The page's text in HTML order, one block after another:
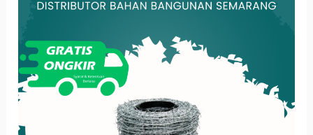
Keamanan
Dan
Perlindungan